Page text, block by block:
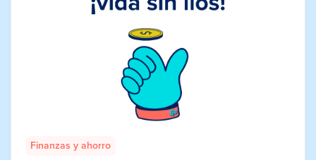
Finanzas y ahorro